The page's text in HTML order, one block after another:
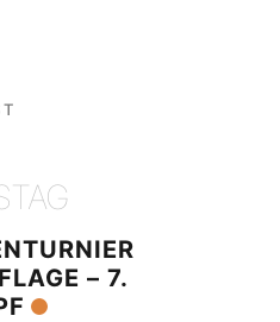
– 7.